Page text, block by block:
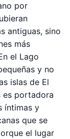
por
antiguas, sino
más
el Lago
y no
islas de El
es portadora
íntimas y
que se
el lugar